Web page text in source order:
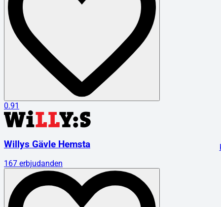
0.91
Willys Gävle Hemsta
167 erbjudanden